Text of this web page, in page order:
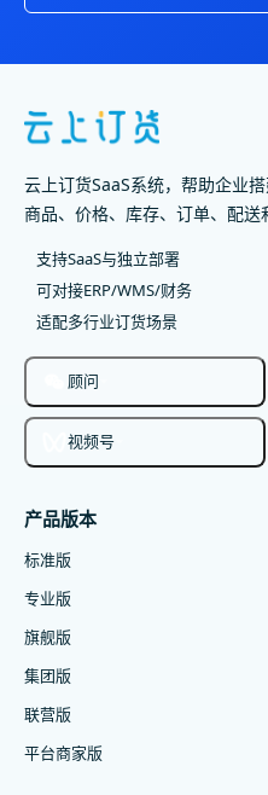
云上订货SaaS系统，帮助企业
商品、价格、库存、订单、配送
支持SaaS与独立部署
可对接ERP/WMS/财务
适配多行业订货场景
顾问
视频号
产品版本
标准版
专业版
旗舰版
集团版
联营版
平台商家版